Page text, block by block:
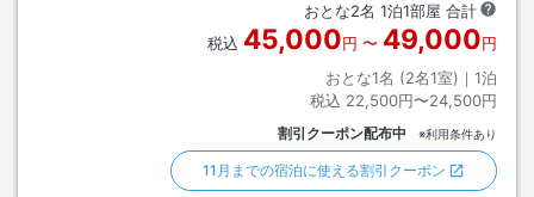
おとな2名 1泊1部屋 合計
税込 45,000円 〜 49,000円
おとな1名 (2名1室)｜ 1泊
税込 22,500円〜24,500円
割引クーポン配布中 ※利用条件あり
11月までの宿泊に使える割引クーポン